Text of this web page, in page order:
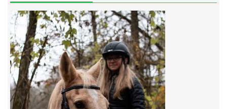
NEDOSTAVILI NA PODZIMNÍ BRIGÁDU
ČLENOVÉ RYCHVALDU 2023
7:4 (VELKÝ PÁTEK) KROUŽEK NEBUDE
JARNÍ BRIGÁDA 20.5.2023